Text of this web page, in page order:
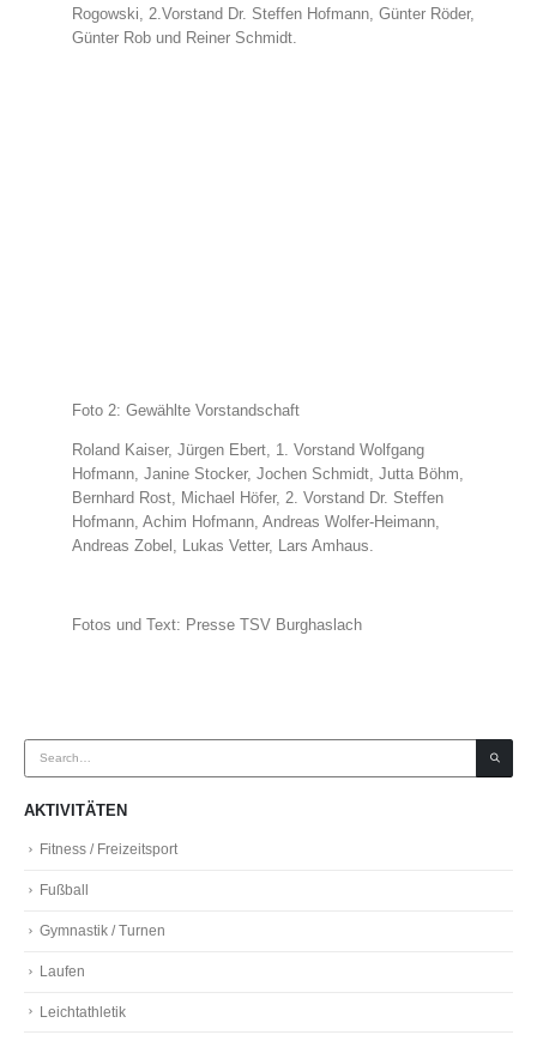
Rogowski, 2.Vorstand Dr. Steffen Hofmann, Günter Röder,
Günter Rob und Reiner Schmidt.
Foto 2: Gewählte Vorstandschaft
Roland Kaiser, Jürgen Ebert, 1. Vorstand Wolfgang
Hofmann, Janine Stocker, Jochen Schmidt, Jutta Böhm,
Bernhard Rost, Michael Höfer, 2. Vorstand Dr. Steffen
Hofmann, Achim Hofmann, Andreas Wolfer-Heimann,
Andreas Zobel, Lukas Vetter, Lars Amhaus.
Fotos und Text: Presse TSV Burghaslach
AKTIVITÄTEN
Fitness / Freizeitsport
Fußball
Gymnastik / Turnen
Laufen
Leichtathletik